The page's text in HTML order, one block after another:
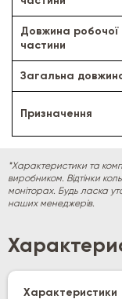
Довжина робочої
частини
Загальна
Призначення
*Характеристики та
виробником. Відтінки
моніторах. Будь ласка
наших менеджерів.
Характеристики